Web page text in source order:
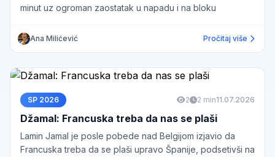
minut uz ogroman zaostatak u napadu i na bloku
Ana Milićević Pročitaj više
SP 2026 2 2 min11.07.2026
Džamal: Francuska treba da nas se plaši
Lamin Jamal je posle pobede nad Belgijom izjavio da
Francuska treba da se plaši upravo Španije, podsetivši na